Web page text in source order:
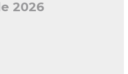
2026